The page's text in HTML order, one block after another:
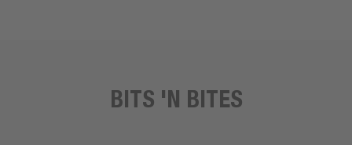
BITS 'N BITES